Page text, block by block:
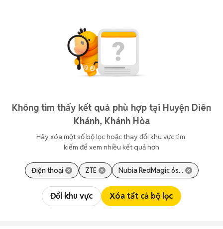
Không tìm thấy kết quả phù hợp tại Huyện Diên
Khánh, Khánh Hòa
Hãy xóa một số bộ lọc hoặc thay đổi khu vực tìm
kiếm để xem nhiều kết quả hơn
Điện thoại ZTE Nubia RedMagic 6s...
Đổi khu vực Xóa tất cả bộ lọc